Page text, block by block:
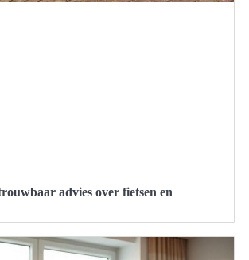
advies over fietsen en